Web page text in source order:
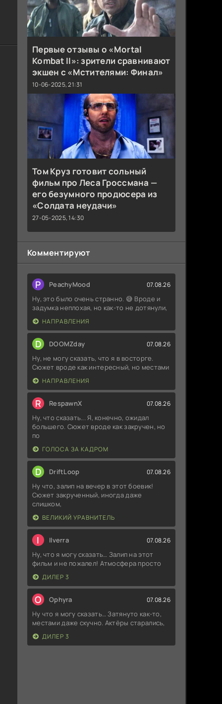
Первые отзывы о «Mortal
Kombat II»: зрители сравнивают
экшен с «Мстителями: Финал»
10-06-2025, 21:31
Том Круз готовит сольный
фильм про Леса Гроссмана —
его безумного продюсера из
«Солдата неудачи»
27-05-2025, 14:30
Комментируют
P PeachyMood 07.08.26
Ну, это было очень странно. 😅 Вроде и
задумка неплохая, но как-то не дотянули,
НАПРАВЛЕНИЯ
D DOOMZday 07.08.26
Ну, не могу сказать, что я в восторге.
Сюжет вроде как интересный, но местами
НАПРАВЛЕНИЯ
R RespawnX 07.08.26
Ну, что сказать... Я, конечно, ожидал
большего. Сюжет вроде как закручен, но
по
ГОЛОСА ЗА КАДРОМ
D DriftLoop 07.08.26
Ну что, залип на вечер в этот боевик!
Сюжет закрученный, иногда даже
слишком,
ВЕЛИКИЙ УРАВНИТЕЛЬ
I Ilverra 07.08.26
Ну, что я могу сказать… Залип на этот
фильм и не пожалел! Атмосфера просто
ДИЛЕР 3
O Ophyra 07.08.26
Ну что я могу сказать… Затянуто как-то,
местами даже скучно. Актёры старались,
ДИЛЕР 3